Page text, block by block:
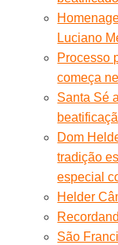
Luciano
Processo
começa
Santa Sé
Dom
tradição
especial
Helder
São